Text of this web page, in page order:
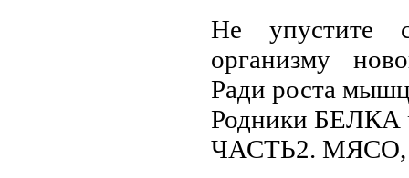
Не упустите
организму
Ради роста
Родники
ЧАСТЬ2.